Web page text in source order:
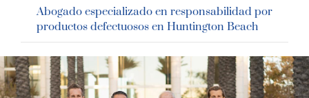
Abogado especializado en responsabilidad por
productos defectuosos en Huntington Beach